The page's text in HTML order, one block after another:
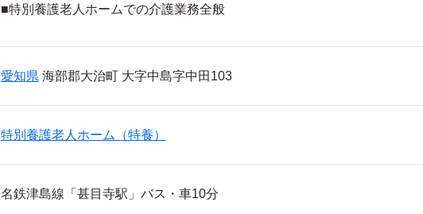
■特別養護老人ホームでの介護業務全般
愛知県 海部郡大治町 大字中島字中田103
特別養護老人ホーム（特養）
名鉄津島線「甚目寺駅」バス・車10分